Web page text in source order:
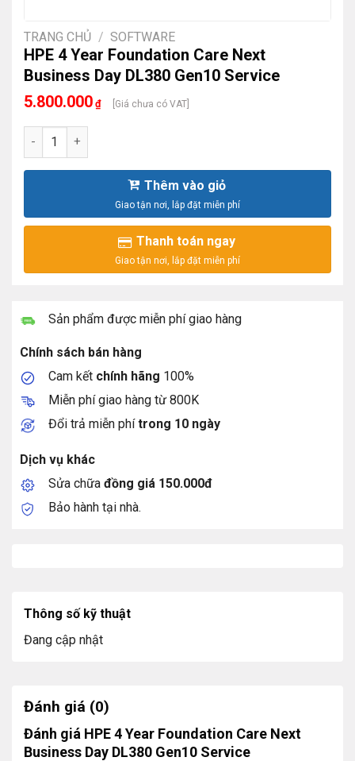
TRANG CHỦ / SOFTWARE
HPE 4 Year Foundation Care Next
Business Day DL380 Gen10 Service
5.800.000 ₫ [Giá chưa có VAT]
HPE 4 Year Foundation Care Next Business Day DL380
Thêm vào giỏ
Thanh toán ngay
Sản phẩm được miễn phí giao hàng
Chính sách bán hàng
Cam kết chính hãng 100%
Miễn phí giao hàng từ 800K
Đổi trả miễn phítrong 10 ngày
Dịch vụ khác
Sửa chữa đồng giá 150.000đ
Bảo hành tại nhà.
Thông số kỹ thuật
Đang cập nhật
Đánh giá (0)
Đánh giá HPE 4 Year Foundation Care Next
Business Day DL380 Gen10 Service